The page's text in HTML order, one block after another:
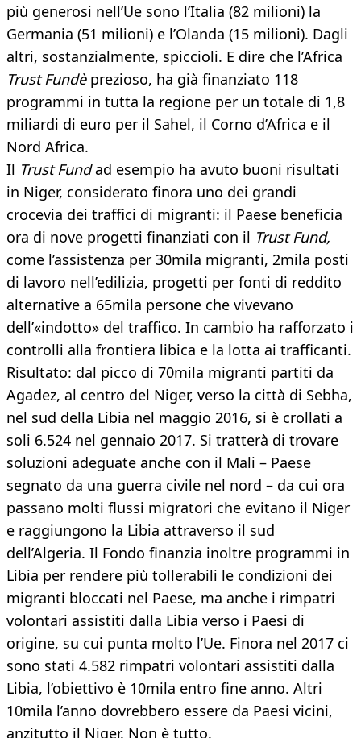
più generosi nell’Ue sono l’Italia (82 milioni) la
Germania (51 milioni) e l’Olanda (15 milioni). Dagli
altri, sostanzialmente, spiccioli. E dire che l’Africa
Trust Fundèprezioso, ha già finanziato 118
programmi in tutta la regione per un totale di 1,8
miliardi di euro per il Sahel, il Corno d’Africa e il
Nord Africa.
Il Trust Fundad esempio ha avuto buoni risultati
in Niger, considerato finora uno dei grandi
crocevia dei traffici di migranti: il Paese beneficia
ora di nove progetti finanziati con il Trust Fund,
come l’assistenza per 30mila migranti, 2mila posti
di lavoro nell’edilizia, progetti per fonti di reddito
alternative a 65mila persone che vivevano
dell’«indotto» del traffico. In cambio ha rafforzato i
controlli alla frontiera libica e la lotta ai trafficanti.
Risultato: dal picco di 70mila migranti partiti da
Agadez, al centro del Niger, verso la città di Sebha,
nel sud della Libia nel maggio 2016, si è crollati a
soli 6.524 nel gennaio 2017. Si tratterà di trovare
soluzioni adeguate anche con il Mali – Paese
segnato da una guerra civile nel nord – da cui ora
passano molti flussi migratori che evitano il Niger
e raggiungono la Libia attraverso il sud
dell’Algeria. Il Fondo finanzia inoltre programmi in
Libia per rendere più tollerabili le condizioni dei
migranti bloccati nel Paese, ma anche i rimpatri
volontari assistiti dalla Libia verso i Paesi di
origine, su cui punta molto l’Ue. Finora nel 2017 ci
sono stati 4.582 rimpatri volontari assistiti dalla
Libia, l’obiettivo è 10mila entro fine anno. Altri
10mila l’anno dovrebbero essere da Paesi vicini,
anzitutto il Niger. Non è tutto.